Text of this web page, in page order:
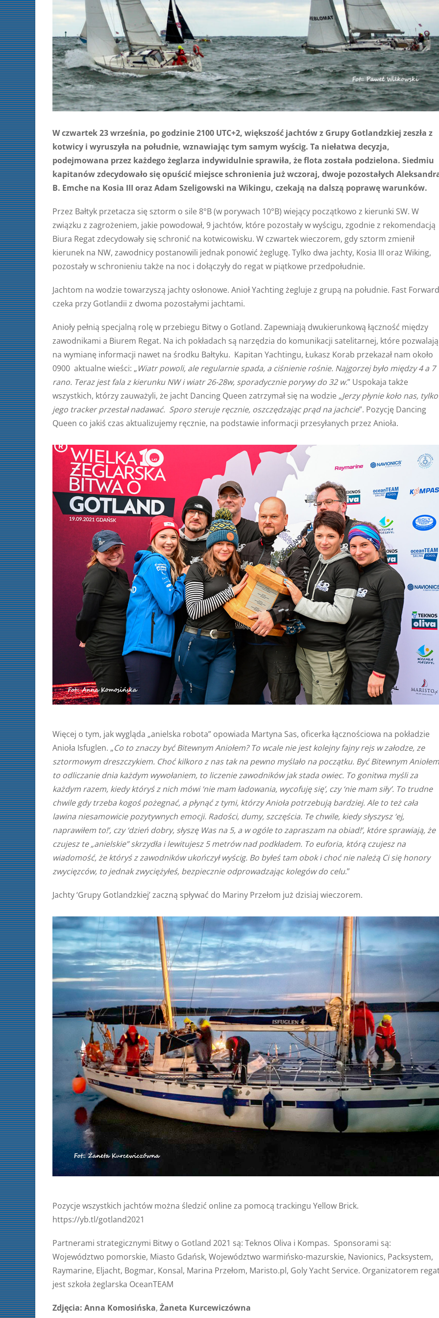
W czwartek 23 września, po godzinie 2100 UTC+2, większość jachtów z Grupy Gotlandzkiej zeszła z
kotwicy i wyruszyła na południe, wznawiając tym samym wyścig. Ta niełatwa decyzja,
podejmowana przez każdego żeglarza indywidulnie sprawiła, że flota została podzielona. Siedmiu
kapitanów zdecydowało się opuścić miejsce schronienia już wczoraj, dwoje pozostałych
B. Emche na Kosia III oraz Adam Szeligowski na Wikingu, czekają na dalszą poprawę warunków.
Przez Bałtyk przetacza się sztorm o sile 8°B (w porywach 10°B) wiejący początkowo z kierunki SW. W
związku z zagrożeniem, jakie powodował, 9 jachtów, które pozostały w wyścigu, zgodnie z rekomendacją
Biura Regat zdecydowały się schronić na kotwicowisku. W czwartek wieczorem, gdy sztorm zmienił
kierunek na NW, zawodnicy postanowili jednak ponowić żeglugę. Tylko dwa jachty, Kosia III oraz Wiking,
pozostały w schronieniu także na noc i dołączyły do regat w piątkowe przedpołudnie.
Jachtom na wodzie towarzyszą jachty osłonowe. Anioł Yachting żegluje z grupą na południe. Fast Forward
czeka przy Gotlandii z dwoma pozostałymi jachtami.
Anioły pełnią specjalną rolę w przebiegu Bitwy o Gotland. Zapewniają dwukierunkową łączność między
zawodnikami a Biurem Regat. Na ich pokładach są narzędzia do komunikacji satelitarnej, które pozwalają
na wymianę informacji nawet na środku Bałtyku. Kapitan Yachtingu, Łukasz Korab przekazał nam około
0900 aktualne wieści: „Wiatr powoli, ale regularnie spada, a ciśnienie rośnie. Najgorzej było między 4 a 7
rano. Teraz jest fala z kierunku NW i wiatr 26-28w, sporadycznie porywy do 32 w.” Uspokaja także
wszystkich, którzy zauważyli, że jacht Dancing Queen zatrzymał się na wodzie „Jerzy płynie koło nas, tylko
jego tracker przestał nadawać. Sporo steruje ręcznie, oszczędzając prąd na jachcie”. Pozycję Dancing
Queen co jakiś czas aktualizujemy ręcznie, na podstawie informacji przesyłanych przez Anioła.
Więcej o tym, jak wygląda „anielska robota” opowiada Martyna Sas, oficerka łącznościowa na pokładzie
Anioła Isfuglen. „Co to znaczy być Bitewnym Aniołem? To wcale nie jest kolejny fajny rejs w załodze, ze
sztormowym dreszczykiem. Choć kilkoro z nas tak na pewno myślało na początku. Być Bitewnym
to odliczanie dnia każdym wywołaniem, to liczenie zawodników jak stada owiec. To gonitwa myśli za
każdym razem, kiedy któryś z nich mówi ‘nie mam ładowania, wycofuję się’, czy ‘nie mam siły’. To trudne
chwile gdy trzeba kogoś pożegnać, a płynąć z tymi, którzy Anioła potrzebują bardziej. Ale to też cała
lawina niesamowicie pozytywnych emocji. Radości, dumy, szczęścia. Te chwile, kiedy słyszysz ‘ej,
naprawiłem to!’, czy ‘dzień dobry, słyszę Was na 5, a w ogóle to zapraszam na obiad!’, które sprawiają, że
czujesz te „anielskie” skrzydła i lewitujesz 5 metrów nad podkładem. To euforia, którą czujesz na
wiadomość, że któryś z zawodników ukończył wyścig. Bo byłeś tam obok i choć nie należą Ci się honory
zwycięzców, to jednak zwyciężyłeś, bezpiecznie odprowadzając kolegów do celu.”
Jachty ‘Grupy Gotlandzkiej’ zaczną spływać do Mariny Przełom już dzisiaj wieczorem.
Pozycje wszystkich jachtów można śledzić online za pomocą trackingu Yellow Brick.
https://yb.tl/gotland2021
Partnerami strategicznymi Bitwy o Gotland 2021 są: Teknos Oliva i Kompas. Sponsorami są:
Województwo pomorskie, Miasto Gdańsk, Województwo warmińsko-mazurskie, Navionics, Packsystem,
Raymarine, Eljacht, Bogmar, Konsal, Marina Przełom, Maristo.pl, Goly Yacht Service. Organizatorem
jest szkoła żeglarska OceanTEAM
Zdjęcia: Anna Komosińska, Żaneta Kurcewiczówna